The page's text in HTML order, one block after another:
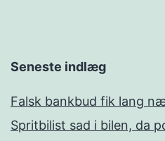
Seneste indlæg
Falsk bankbud fik lang
Spritbilist sad i bilen, da